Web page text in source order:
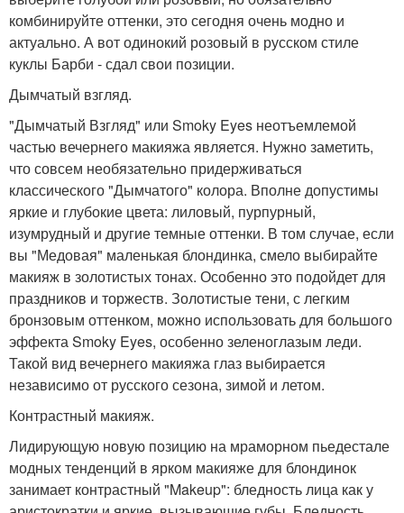
комбинируйте оттенки, это сегодня очень модно и
актуально. А вот одинокий розовый в русском стиле
куклы Барби - сдал свои позиции.
Дымчатый взгляд.
"Дымчатый Взгляд" или Smoky Eyes неотъемлемой
частью вечернего макияжа является. Нужно заметить,
что совсем необязательно придерживаться
классического "Дымчатого" колора. Вполне допустимы
яркие и глубокие цвета: лиловый, пурпурный,
изумрудный и другие темные оттенки. В том случае, если
вы "Медовая" маленькая блондинка, смело выбирайте
макияж в золотистых тонах. Особенно это подойдет для
праздников и торжеств. Золотистые тени, с легким
бронзовым оттенком, можно использовать для большого
эффекта Smoky Eyes, особенно зеленоглазым леди.
Такой вид вечернего макияжа глаз выбирается
независимо от русского сезона, зимой и летом.
Контрастный макияж.
Лидирующую новую позицию на мраморном пьедестале
модных тенденций в ярком макияже для блондинок
занимает контрастный "Makeup": бледность лица как у